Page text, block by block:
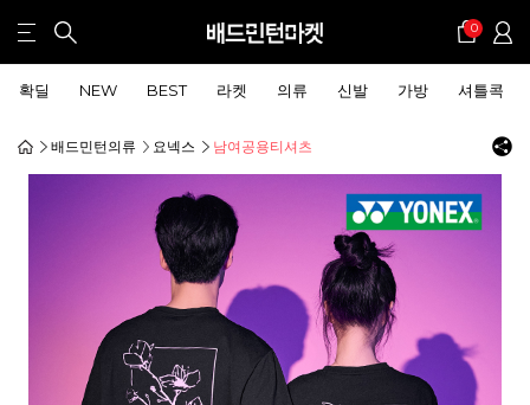
0
확딜 NEW BEST 라켓 의류 신발 가방 셔틀콕
배드민턴의류 요넥스 남여공용티셔츠